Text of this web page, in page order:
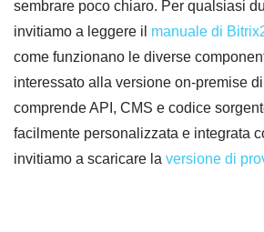
sembrare poco chiaro. Per qualsiasi
invitiamo a leggere il manuale di
come funzionano le diverse
interessato alla versione on-premise
comprende API, CMS e codice
facilmente personalizzata e integrata
invitiamo a scaricare la versione di